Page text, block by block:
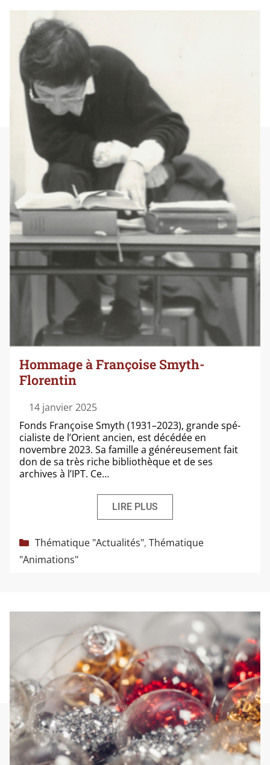
Hommage à Françoise Smyth-
Florentin
14 janvier 2025
Fonds Françoise Smyth (1931–2023), grande spé­
cia­liste de l’Orient ancien, est décé­dée en
novembre 2023. Sa famille a géné­reu­se­ment fait
don de sa très riche biblio­thèque et de ses
archives à l’IPT. Ce…
LIRE PLUS
Catégories
Thématique "Actualités", Thématique
"Animations"